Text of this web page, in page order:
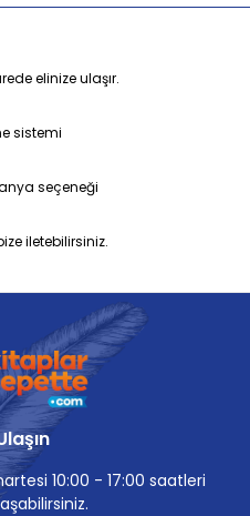
elinize ulaşır.
sistemi
seçeneği
iletebilirsiniz.
10:00 - 17:00 saatleri